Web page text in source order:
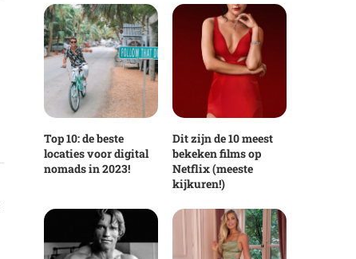
Top 10: de beste
locaties voor digital
nomads in 2023!
Dit zijn de 10 meest
bekeken films op
Netflix (meeste
kijkuren!)